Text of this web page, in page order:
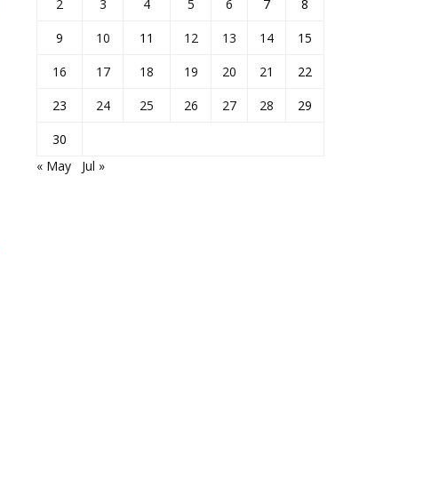
2
3 4 5 6 7
8
9
10 11 12 13 14
15
16
17 18 19 20 21
22
23
24 25 26 27 28
29
30
« May
Jul »